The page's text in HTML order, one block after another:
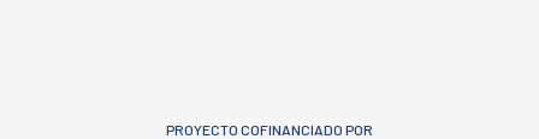
PROYECTO COFINANCIADO POR